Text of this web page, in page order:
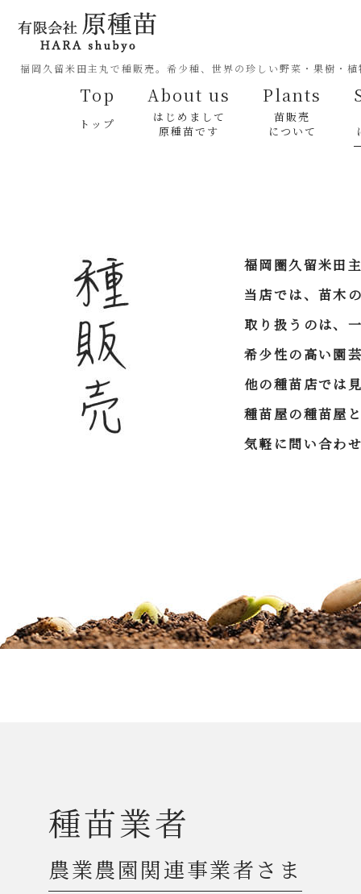
福岡久留米田主丸で種販売。希少種、世界の珍しい野菜・果樹・植
Top
トップ
About us
はじめまして
原種苗です
Plants
苗販売
について
福岡圏久留米田
当店では、苗木
取り扱うのは、
希少性の高い園
他の種苗店では
種苗屋の種苗屋
気軽に問い合わ
種苗業者
農業農園関連事業者さま